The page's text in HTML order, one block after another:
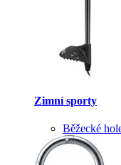
Zimní sporty
Běžecké